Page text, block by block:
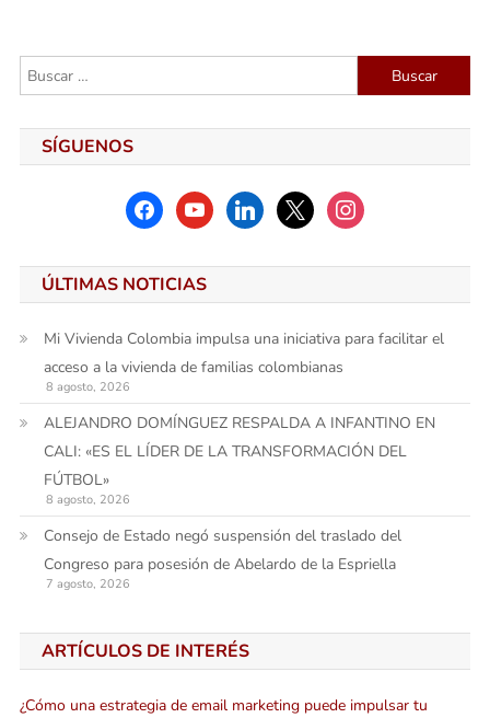
entradas
Buscar:
SÍGUENOS
facebookyoutubelinkedinx instagram
ÚLTIMAS NOTICIAS
Mi Vivienda Colombia impulsa una iniciativa para facilitar el
acceso a la vivienda de familias colombianas
8 agosto, 2026
ALEJANDRO DOMÍNGUEZ RESPALDA A INFANTINO EN
CALI: «ES EL LÍDER DE LA TRANSFORMACIÓN DEL
FÚTBOL»
8 agosto, 2026
Consejo de Estado negó suspensión del traslado del
Congreso para posesión de Abelardo de la Espriella
7 agosto, 2026
ARTÍCULOS DE INTERÉS
¿Cómo una estrategia de email marketing puede impulsar tu